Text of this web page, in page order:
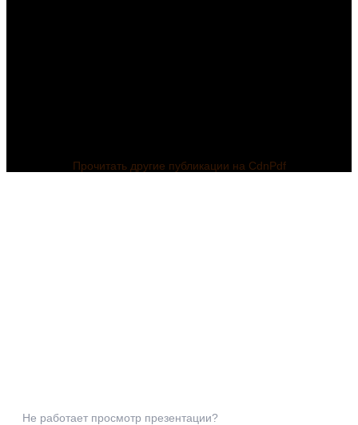
Прочитать другие публикации на CdnPdf
Не работает просмотр презентации?